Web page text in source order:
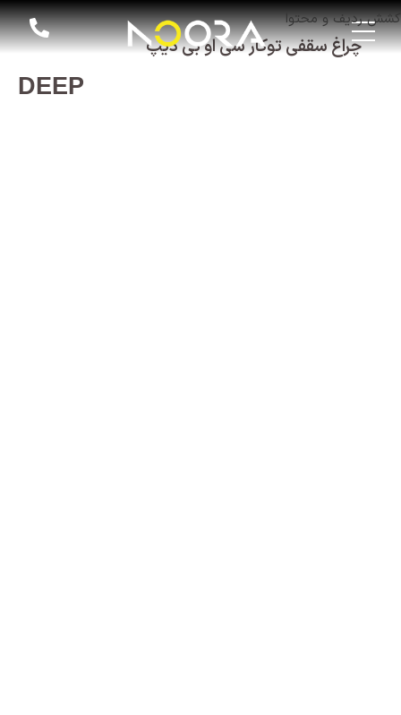
کشش ردیف و محتوا
چراغ سقفی توکار سی او بی دیپ
DEEP